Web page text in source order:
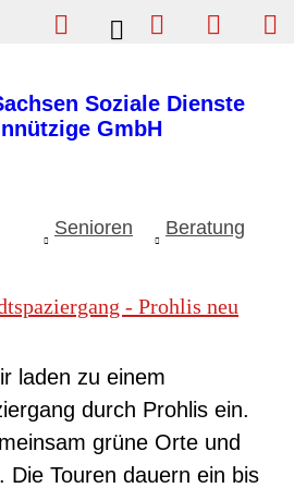
Einfache Sprache
Vergrößern
Kontrast
Senioren Beratung
- Prohlis neu
laden zu einem
durch Prohlis ein.
grüne Orte und
Die Touren dauern ein bis